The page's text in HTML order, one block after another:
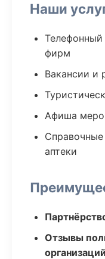
Наши
Телефонный
фирм
Вакансии и
Афиша
аптеки
Отзывы
организаций